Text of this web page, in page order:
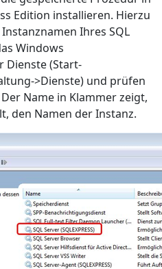
Edition installieren. Hierzu
Ihres SQL
Windows
(Start-
>Dienste) und prüfen
Name in Klammer zeigt,
den Namen der Instanz.